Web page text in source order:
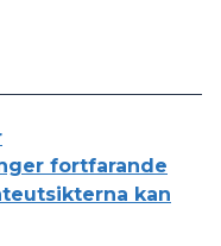
fortfarande
kan